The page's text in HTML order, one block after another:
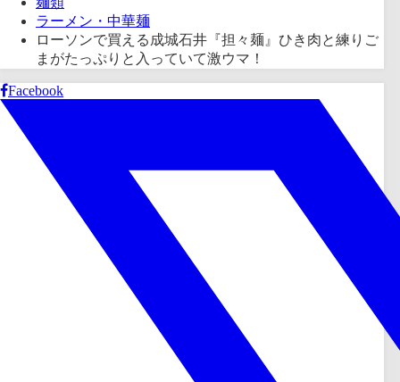
ラーメン・中華麺
ローソンで買える成城石井『担々麺』ひき肉と練りご
まがたっぷりと入っていて激ウマ！
Facebook